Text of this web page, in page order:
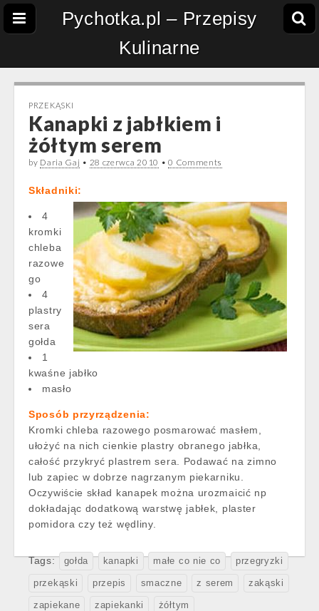
Pychotka.pl – Przepisy
Kulinarne
PRZEKĄSKI
Kanapki z jabłkiem i
żółtym serem
by Daria Gaj • 28 czerwca 2010 •0 Comments
Składniki:
4
kromki
chleba
razowe
go
4
plastry
sera
gołda
1
kwaśne jabłko
masło
Sposób przyrządzenia:
Kromki chleba razowego posmarować masłem,
ułożyć na nich cienkie plastry obranego jabłka,
całość przykryć plastrem sera. Podawać na zimno
lub zapiec w dobrze nagrzanym piekarniku.
Oczywiście skład kanapek można urozmaicić np
dokładając dodatkową warstwę jabłek, plaster
pomidora czy też wędliny.
Tags: gołda kanapki małe co nie co przegryzki
przekąski przepis smaczne z serem zakąski
zapiekane zapiekanki żółtym